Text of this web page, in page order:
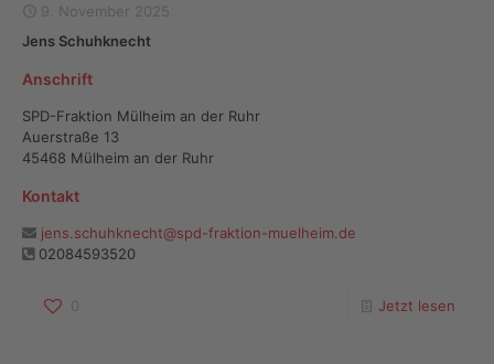
9. November 2025
Jens Schuhknecht
Anschrift
SPD-Fraktion Mülheim an der Ruhr
Auerstraße 13
45468 Mülheim an der Ruhr
Kontakt
jens.schuhknecht@spd-fraktion-muelheim.de
02084593520
0 Jetzt lesen